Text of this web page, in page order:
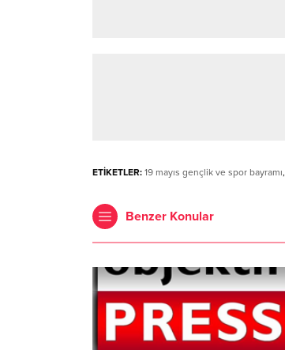
ETİKETLER: 19 mayıs gençlik ve spor bayramı,
Benzer Konular